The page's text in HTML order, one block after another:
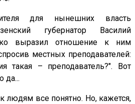
для нынешних власть
губернатор Василий
выразил отношение к ним
местных преподавателей:
такая – преподаватель?". Вот
да...
людям все понятно. Но, кажется,